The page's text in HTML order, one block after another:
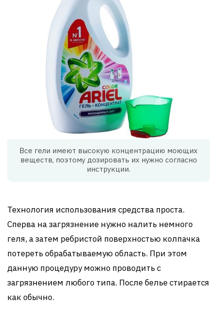
Все гели имеют высокую концентрацию моющих
веществ, поэтому дозировать их нужно согласно
инструкции.
Технология использования средства проста.
Сперва на загрязнение нужно налить немного
геля, а затем ребристой поверхностью колпачка
потереть обрабатываемую область. При этом
данную процедуру можно проводить с
загрязнением любого типа. После белье стирается
как обычно.